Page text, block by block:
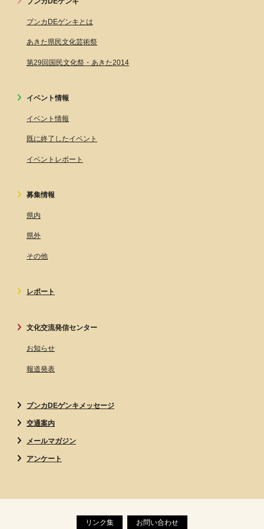
ブンカDEゲンキとは
あきた県民文化芸術祭
第29回国民文化祭・あきた2014
イベント情報
イベント情報
既に終了したイベント
イベントレポート
募集情報
県内
県外
その他
レポート
文化交流発信センター
お知らせ
報道発表
ブンカDEゲンキメッセージ
交通案内
メールマガジン
アンケート
リンク集 お問い合わせ